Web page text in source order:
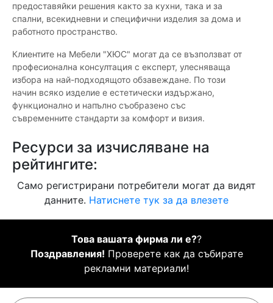
предоставяйки решения както за кухни, така и за
спални, всекидневни и специфични изделия за дома и
работното пространство.
Клиентите на Мебели "ХЮС" могат да се възползват от
професионална консултация с експерт, улесняваща
избора на най-подходящото обзавеждане. По този
начин всяко изделие е естетически издържано,
функционално и напълно съобразено със
съвременните стандарти за комфорт и визия.
Ресурси за изчисляване на
рейтингите:
Само регистрирани потребители могат да видят
данните. Натиснете тук за да влезете
Това вашата фирма ли е??
Поздравления! Проверете как да събирате
рекламни материали!